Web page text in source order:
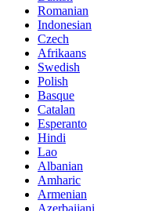
Romanian
Indonesian
Czech
Afrikaans
Swedish
Polish
Basque
Catalan
Esperanto
Hindi
Lao
Albanian
Amharic
Armenian